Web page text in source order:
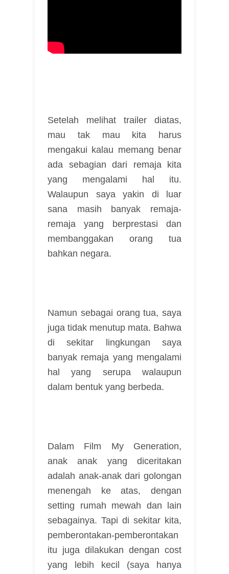
Setelah melihat trailer diatas,
mau tak mau kita harus
mengakui kalau memang benar
ada sebagian dari remaja kita
yang mengalami hal itu.
Walaupun saya yakin di luar
sana masih banyak remaja-
remaja yang berprestasi dan
membanggakan orang tua
bahkan negara.
Namun sebagai orang tua, saya
juga tidak menutup mata. Bahwa
di sekitar lingkungan saya
banyak remaja yang mengalami
hal yang serupa walaupun
dalam bentuk yang berbeda.
Dalam Film My Generation,
anak anak yang diceritakan
adalah anak-anak dari golongan
menengah ke atas, dengan
setting rumah mewah dan lain
sebagainya. Tapi di sekitar kita,
pemberontakan-pemberontakan
itu juga dilakukan dengan cost
yang lebih kecil (saya hanya